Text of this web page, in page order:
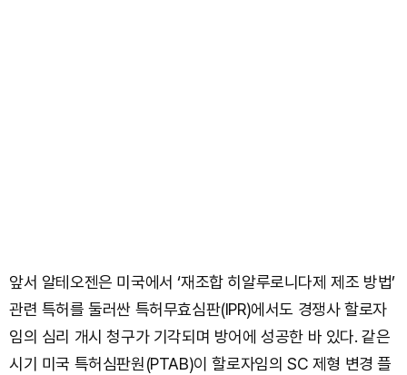
앞서 알테오젠은 미국에서 ‘재조합 히알루로니다제 제조 방법’
관련 특허를 둘러싼 특허무효심판(IPR)에서도 경쟁사 할로자
임의 심리 개시 청구가 기각되며 방어에 성공한 바 있다. 같은
시기 미국 특허심판원(PTAB)이 할로자임의 SC 제형 변경 플